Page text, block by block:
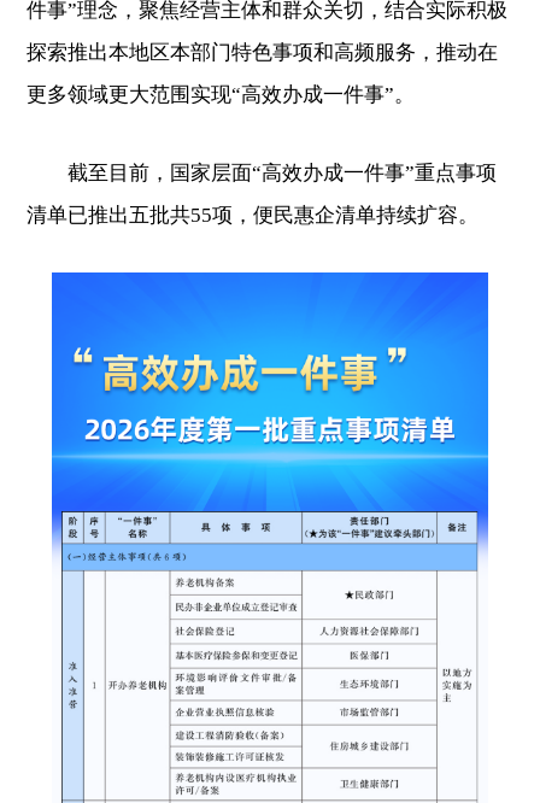
件事”理念，聚焦经营主体和群众关切，结合实际积极
探索推出本地区本部门特色事项和高频服务，推动在
更多领域更大范围实现“高效办成一件事”。
截至目前，国家层面“高效办成一件事”重点事项
清单已推出五批共55项，便民惠企清单持续扩容。